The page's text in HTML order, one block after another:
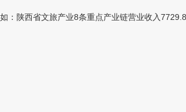
陕西省文旅产业8条重点产业链营业收入